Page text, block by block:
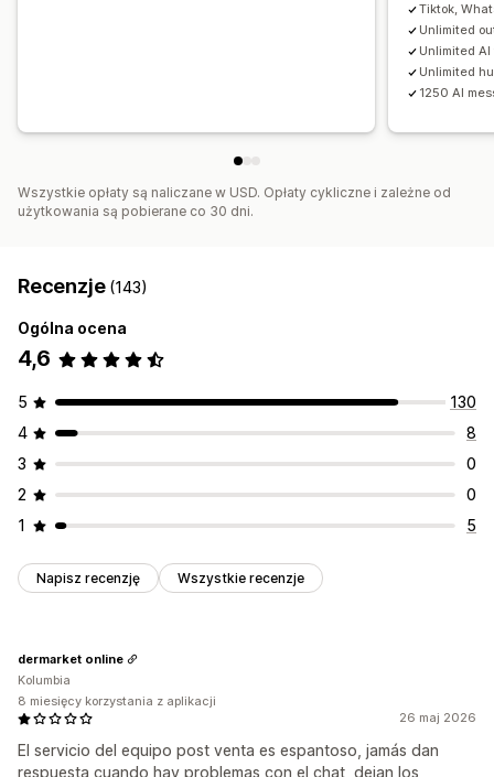
Przyciski czatu
Tiktok,
Unlimited
Unlimited
Unlimited
1250 AI
Wszystkie opłaty są naliczane w USD. Opłaty cykliczne i zależne od
użytkowania są pobierane co 30 dni.
Recenzje (143)
Ogólna ocena
4,6
5
130
4
8
3
0
2
0
1
5
Napisz recenzję Wszystkie recenzje
26 maj 2026
El servicio del equipo post venta es espantoso, jamás dan
respuesta cuando hay problemas con el chat, dejan los
dermarket online
Kolumbia
8 miesięcy korzystania z aplikacji